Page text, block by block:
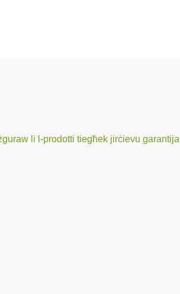
li l-prodotti tiegħek jirċievu garantija